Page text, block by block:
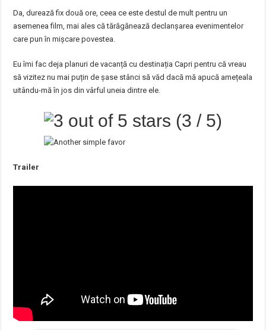
Da, durează fix două ore, ceea ce este destul de mult pentru un
asemenea film, mai ales că tărăgănează declanșarea evenimentelor
care pun în mișcare povestea.
Eu îmi fac deja planuri de vacanță cu destinația Capri pentru că vreau
să vizitez nu mai puțin de șase stânci să văd dacă mă apucă amețeala
uitându-mă în jos din vârful uneia dintre ele.
(3 / 5)
Trailer